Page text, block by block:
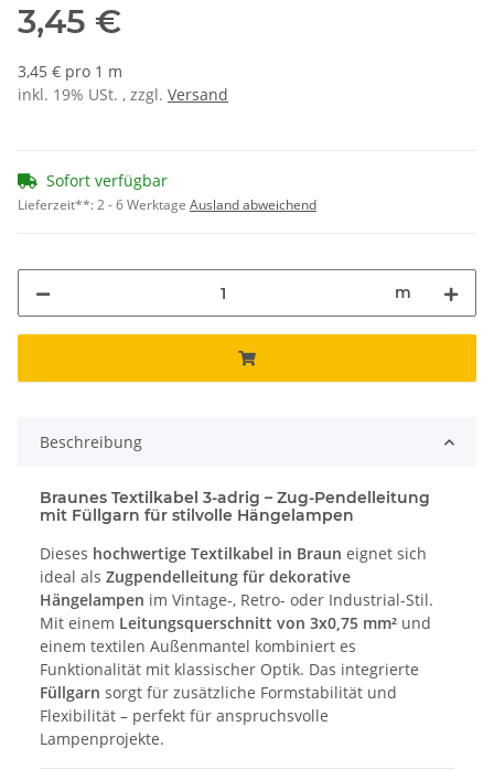
3,45 €
3,45 € pro 1 m
inkl. 19% USt. , zzgl. Versand
Sofort verfügbar
Lieferzeit**:2 - 6 Werktage Ausland abweichend
m
Beschreibung
Braunes Textilkabel 3-adrig – Zug-Pendelleitung
mit Füllgarn für stilvolle Hängelampen
Dieses hochwertige Textilkabel in Braun eignet sich
ideal als Zugpendelleitung für dekorative
Hängelampen im Vintage-, Retro- oder Industrial-Stil.
Mit einem Leitungsquerschnitt von 3x0,75 mm² und
einem textilen Außenmantel kombiniert es
Funktionalität mit klassischer Optik. Das integrierte
Füllgarn sorgt für zusätzliche Formstabilität und
Flexibilität – perfekt für anspruchsvolle
Lampenprojekte.